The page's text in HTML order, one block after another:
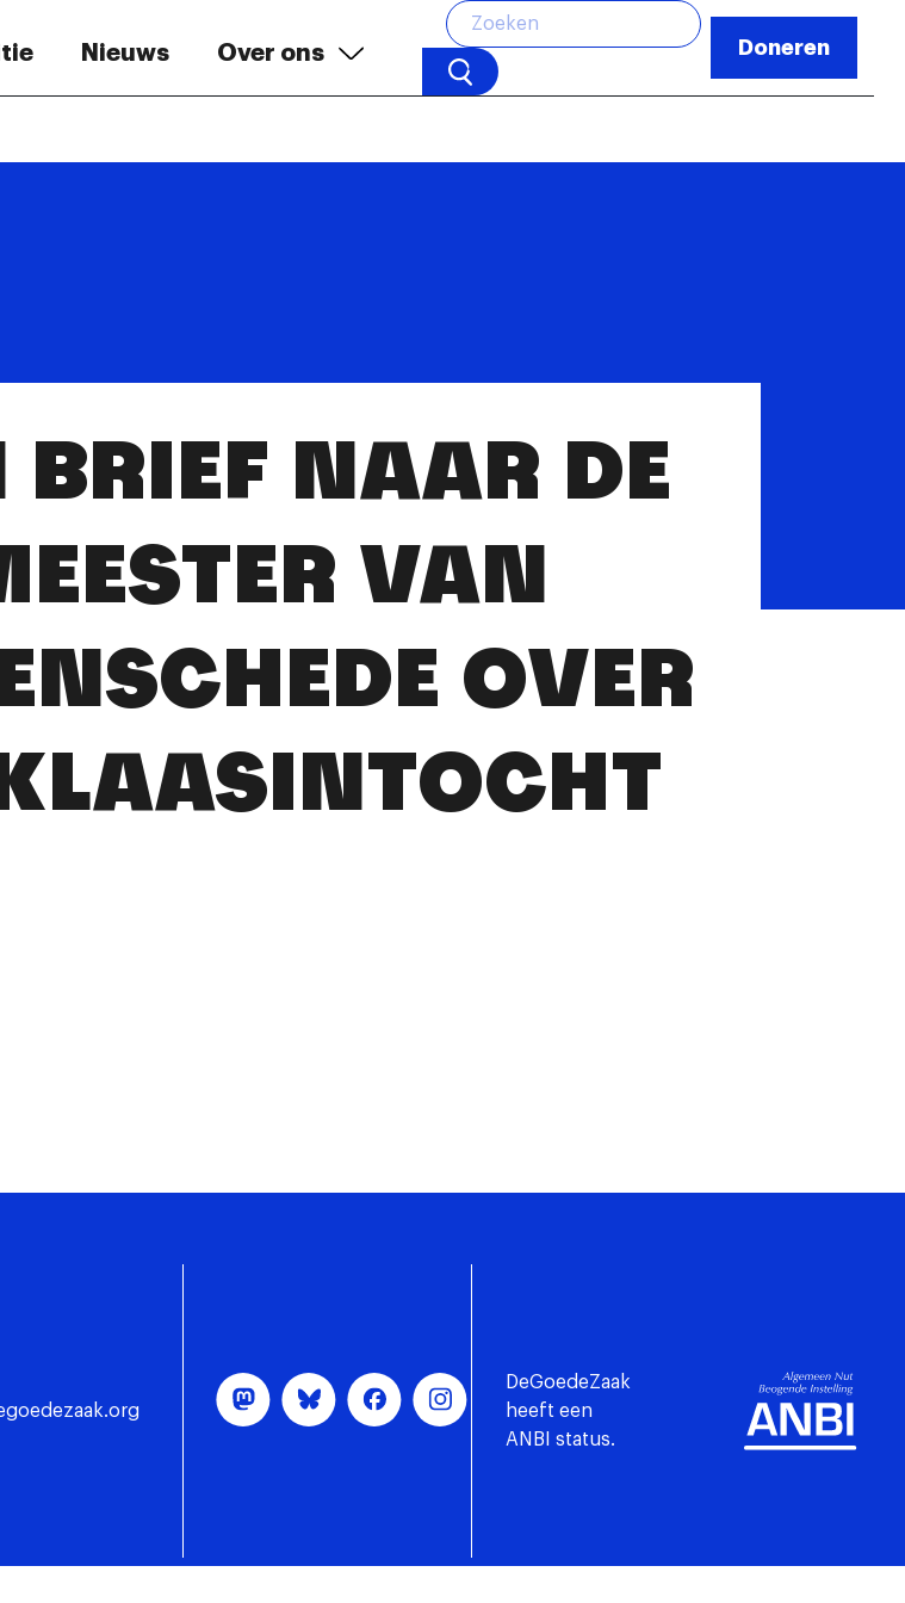
Nieuws Over ons Doneren
BRIEF NAAR DE
VAN
OVER
DeGoedeZaak
heeft een
ANBI status.